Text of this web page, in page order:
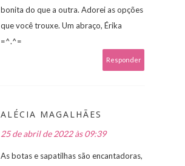
bonita do que a outra. Adorei as opções
que você trouxe. Um abraço, Érika
=^.^=
Responder
ALÉCIA MAGALHÃES
25 de abril de 2022 às 09:39
As botas e sapatilhas são encantadoras,